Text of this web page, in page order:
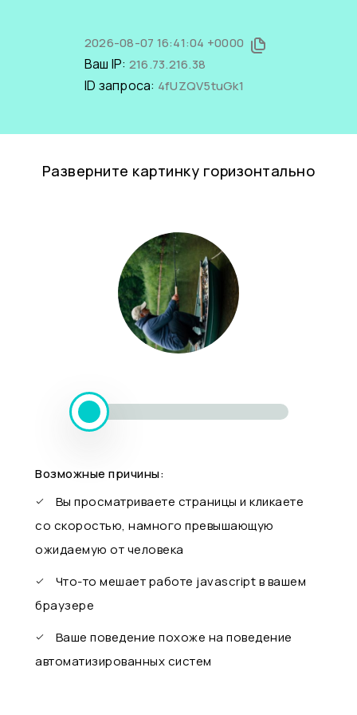
2026-08-07 16:41:04 +0000
Ваш IP: 216.73.216.38
ID запроса: 4fUZQV5tuGk1
Разверните картинку горизонтально
Возможные причины:
Вы просматриваете страницы и кликаете
со скоростью, намного превышающую
ожидаемую от человека
Что-то мешает работе javascript в вашем
браузере
Ваше поведение похоже на поведение
автоматизированных систем